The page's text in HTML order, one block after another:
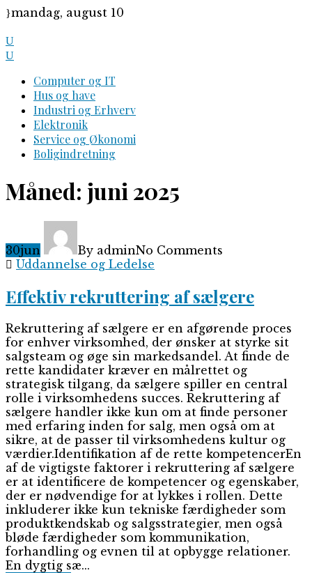
Skip
content
mandag, august 10
Computer og IT
Hus og have
Industri og Erhverv
Elektronik
Service og Økonomi
Boligindretning
Måned: juni 2025
30jun By adminNo Comments
Uddannelse og Ledelse
Effektiv rekruttering af sælgere
Rekruttering af sælgere er en afgørende proces
for enhver virksomhed, der ønsker at styrke sit
salgsteam og øge sin markedsandel. At finde de
rette kandidater kræver en målrettet og
strategisk tilgang, da sælgere spiller en central
rolle i virksomhedens succes. Rekruttering af
sælgere handler ikke kun om at finde personer
med erfaring inden for salg, men også om at
sikre, at de passer til virksomhedens kultur og
værdier.Identifikation af de rette kompetencerEn
af de vigtigste faktorer i rekruttering af sælgere
er at identificere de kompetencer og egenskaber,
der er nødvendige for at lykkes i rollen. Dette
inkluderer ikke kun tekniske færdigheder som
produktkendskab og salgsstrategier, men også
bløde færdigheder som kommunikation,
forhandling og evnen til at opbygge relationer.
En dygtig sæ...